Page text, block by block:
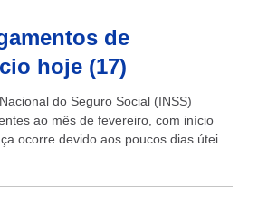
de
hoje (17)
do Seguro Social (INSS)
ao mês de fevereiro, com início
ocorre devido aos poucos dias úteis